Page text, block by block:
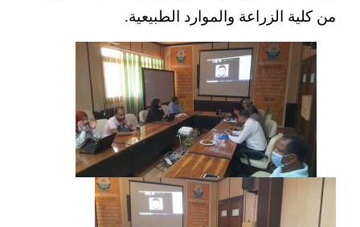
من كلية الزراعة والموارد الطبيعية.